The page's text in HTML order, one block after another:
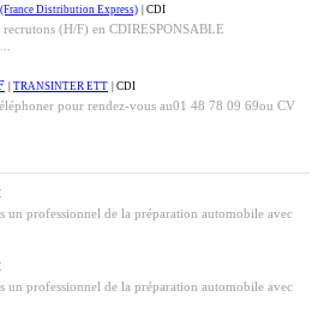
Distribution Express) | CDI
(H/F) en CDIRESPONSABLE
TRANSINTER ETT | CDI
pour rendez-vous au01 48 78 09 69ou CV
un professionnel de la préparation automobile avec
un professionnel de la préparation automobile avec